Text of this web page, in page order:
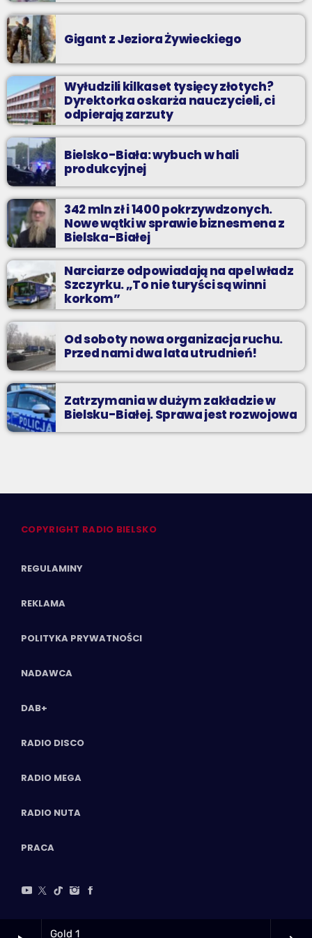
Gold 1
Gigant z Jeziora Żywieckiego
Wyłudzili kilkaset tysięcy złotych?
Dyrektorka oskarża nauczycieli, ci
odpierają zarzuty
Bielsko-Biała: wybuch w hali
produkcyjnej
342 mln zł i 1400 pokrzywdzonych.
Nowe wątki w sprawie biznesmena z
Bielska-Białej
Narciarze odpowiadają na apel władz
Szczyrku. „To nie turyści są winni
korkom”
Od soboty nowa organizacja ruchu.
Przed nami dwa lata utrudnień!
Zatrzymania w dużym zakładzie w
Bielsku-Białej. Sprawa jest rozwojowa
COPYRIGHT RADIO BIELSKO
REGULAMINY
REKLAMA
POLITYKA PRYWATNOŚCI
NADAWCA
DAB+
RADIO DISCO
RADIO MEGA
RADIO NUTA
PRACA